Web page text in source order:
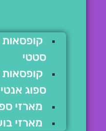
קופסאות
סטטי
קופסאות
ספוג אנטי
מארזי
מארזי